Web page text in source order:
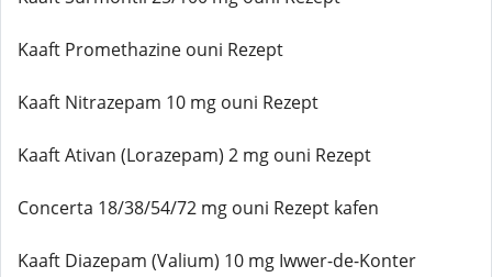
Kaaft Promethazine ouni Rezept
Kaaft Nitrazepam 10 mg ouni Rezept
Kaaft Ativan (Lorazepam) 2 mg ouni Rezept
Concerta 18/38/54/72 mg ouni Rezept kafen
Kaaft Diazepam (Valium) 10 mg Iwwer-de-Konter